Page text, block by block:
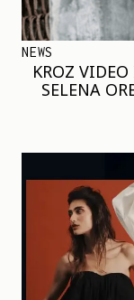
NEWS
KROZ
SELENA